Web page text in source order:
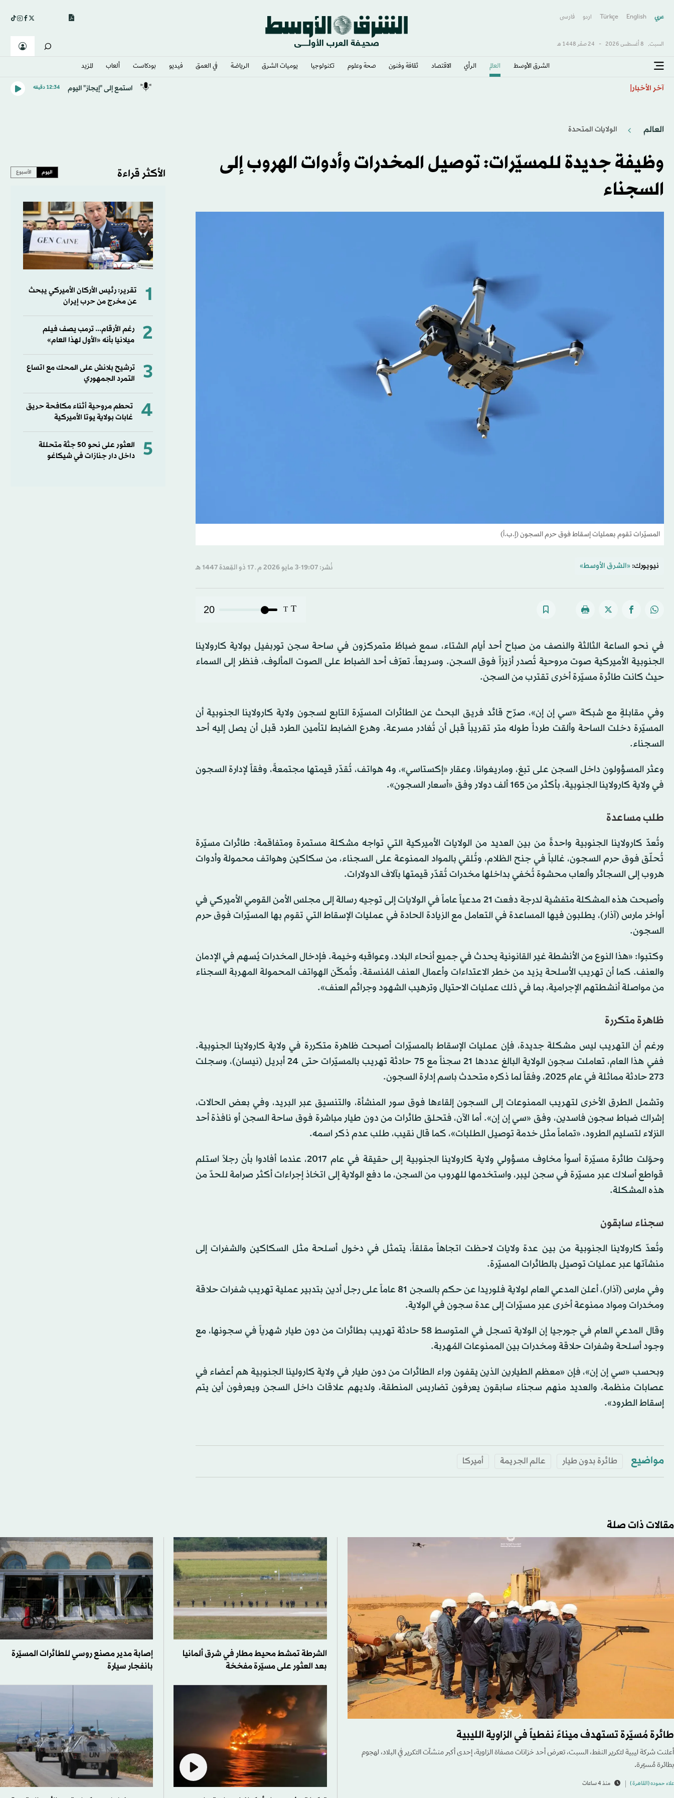
عربي English
Türkçe اردو فارسى
السبت, 8 أغسطس 2026 - 24 صفَر 1448 هـ
الشرق الأوسط​ العالم الرأي الاقتصاد ثقافة وفنون صحة وعلوم تكنولوجيا يوميات الشرق​ الرياضة في العمق فيديو بودكاست ألعاب المزيد
آخر الأخبار استمع إلى "إيجاز" اليوم 12:34 دقيقه
العالم الولايات المتحدة​
وظيفة جديدة للمسيّرات: توصيل المخدرات وأدوات الهروب إلى
السجناء
المسيّرات تقوم بعمليات إسقاط فوق حرم السجون (إ.ب.أ)
نيويورك: «الشرق الأوسط» نُشر: 19:07-3 مايو 2026 م ـ 17 ذو القِعدة 1447 هـ
T
T
20
في نحو الساعة الثالثة والنصف من صباح أحد أيام الشتاء، سمع ضباطٌ متمركزون في ساحة سجن توربفيل بولاية كارولاينا
الجنوبية الأميركية صوت مروحية تُصدر أزيزاً فوق السجن. وسريعاً، تعرّف أحد الضباط على الصوت المألوف، فنظر إلى السماء
حيث كانت طائرة مسيّرة أخرى تقترب من السجن.
وفي مقابلةٍ مع شبكة «سي إن إن»، صرّح قائد فريق البحث عن الطائرات المسيّرة التابع لسجون ولاية كارولاينا الجنوبية أن
المسيّرة دخلت الساحة وألقت طرداً طوله متر تقريباً قبل أن تُغادر مسرعة. وهرع الضابط لتأمين الطرد قبل أن يصل إليه أحد
السجناء.
وعثر المسؤولون داخل السجن على تبغ، وماريغوانا، وعقار «إكستاسي»، و4 هواتف، تُقدّر قيمتها مجتمعةً، وفقاً لإدارة السجون
في ولاية كارولاينا الجنوبية، بأكثر من 165 ألف دولار وفق «أسعار السجون».
طلب مساعدة
وتُعدّ كارولاينا الجنوبية واحدةً من بين العديد من الولايات الأميركية التي تواجه مشكلة مستمرة ومتفاقمة: طائرات مسيّرة
تُحلّق فوق حرم السجون، غالباً في جنح الظلام، وتُلقي بالمواد الممنوعة على السجناء، من سكاكين وهواتف محمولة وأدوات
هروب إلى السجائر وألعاب محشوة تُخفي بداخلها مخدرات تُقدّر قيمتها بآلاف الدولارات.
وأصبحت هذه المشكلة متفشية لدرجة دفعت 21 مدعياً عاماً في الولايات إلى توجيه رسالة إلى مجلس الأمن القومي الأميركي في
أواخر مارس (آذار)، يطلبون فيها المساعدة في التعامل مع الزيادة الحادة في عمليات الإسقاط التي تقوم بها المسيّرات فوق حرم
السجون.
وكتبوا: «هذا النوع من الأنشطة غير القانونية يحدث في جميع أنحاء البلاد، وعواقبه وخيمة. فإدخال المخدرات يُسهم في الإدمان
والعنف. كما أن تهريب الأسلحة يزيد من خطر الاعتداءات وأعمال العنف المُنسقة. وتُمكّن الهواتف المحمولة المهربة السجناء
من مواصلة أنشطتهم الإجرامية، بما في ذلك عمليات الاحتيال وترهيب الشهود وجرائم العنف».
ظاهرة متكررة
ورغم أن التهريب ليس مشكلة جديدة، فإن عمليات الإسقاط بالمسيّرات أصبحت ظاهرة متكررة في ولاية كارولاينا الجنوبية.
ففي هذا العام، تعاملت سجون الولاية البالغ عددها 21 سجناً مع 75 حادثة تهريب بالمسيّرات حتى 24 أبريل (نيسان)، وسجلت
273 حادثة مماثلة في عام 2025، وفقاً لما ذكره متحدث باسم إدارة السجون.
وتشمل الطرق الأخرى لتهريب الممنوعات إلى السجون إلقاءها فوق سور المنشأة، والتنسيق عبر البريد، وفي بعض الحالات،
إشراك ضباط سجون فاسدين، وفق «سي إن إن». أما الآن، فتحلق طائرات من دون طيار مباشرة فوق ساحة السجن أو نافذة أحد
النزلاء لتسليم الطرود، «تماماً مثل خدمة توصيل الطلبات»، كما قال نقيب، طلب عدم ذكر اسمه.
وحوّلت طائرة مسيّرة أسوأ مخاوف مسؤولي ولاية كارولاينا الجنوبية إلى حقيقة في عام 2017، عندما أفادوا بأن رجلاً استلم
قواطع أسلاك عبر مسيّرة في سجن ليبر، واستخدمها للهروب من السجن، ما دفع الولاية إلى اتخاذ إجراءات أكثر صرامة للحدّ من
هذه المشكلة.
سجناء سابقون
وتُعدّ كارولاينا الجنوبية من بين عدة ولايات لاحظت اتجاهاً مقلقاً، يتمثل في دخول أسلحة مثل السكاكين والشفرات إلى
منشآتها عبر عمليات توصيل بالطائرات المسيّرة.
وفي مارس (آذار)، أعلن المدعي العام لولاية فلوريدا عن حكم بالسجن 81 عاماً على رجل أدين بتدبير عملية تهريب شفرات حلاقة
ومخدرات ومواد ممنوعة أخرى عبر مسيّرات إلى عدة سجون في الولاية.
وقال المدعي العام في جورجيا إن الولاية تسجل في المتوسط ​​58 حادثة تهريب بطائرات من دون طيار شهرياً في سجونها، مع
وجود أسلحة وشفرات حلاقة ومخدرات بين الممنوعات المُهربة.
وبحسب «سي إن إن»، فإن «معظم الطيارين الذين يقفون وراء الطائرات من دون طيار في ولاية كارولينا الجنوبية هم أعضاء في
عصابات منظمة، والعديد منهم سجناء سابقون يعرفون تضاريس المنطقة، ولديهم علاقات داخل السجن ويعرفون أين يتم
إسقاط الطرود».
مواضيع طائرة بدون طيار عالم الجريمة أميركا
الأكثر قراءة اليوم الأسبوع
1
تقرير: رئيس الأركان الأميركي يبحث
عن مخرج من حرب إيران
2
رغم الأرقام... ترمب يصف فيلم
ميلانيا بأنه «الأول لهذا العام»
3
ترشيح بلانش على المحك مع اتساع
التمرد الجمهوري
4
تحطم مروحية أثناء مكافحة حريق
غابات بولاية يوتا الأميركية
5
العثور على نحو 50 جثة متحللة
داخل دار جنازات في شيكاغو
مقالات ذات صلة
طائرة مُسيّرة تستهدف ميناءً نفطياً في الزاوية الليبية
أعلنت شركة ليبية لتكرير النفط، السبت، تعرض أحد خزانات مصفاة الزاوية، إحدى أكبر منشآت التكرير في البلاد، لهجوم
بطائرة مُسيّرة.
علاء حموده (القاهرة ) منذ 4 ساعات
الشرطة تمشط محيط مطار في شرق ألمانيا
بعد العثور على مسيّرة مفخخة
إصابة مدير مصنع روسي للطائرات المسيّرة
بانفجار سيارة